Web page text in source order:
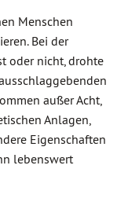
Menschen
Bei der
oder nicht, drohte
außer Acht,
Anlagen,
Eigenschaften
lebenswert